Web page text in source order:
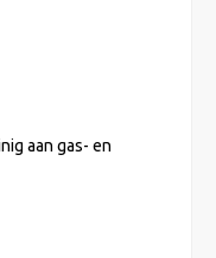
aan gas- en